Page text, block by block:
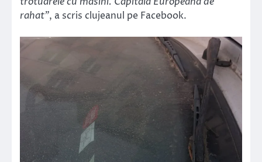
rahat”, a scris clujeanul pe Facebook.